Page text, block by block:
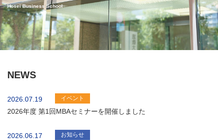
Hosei Business School
NEWS
2026.07.19 イベント
2026年度 第1回MBAセミナーを開催しました
2026.06.17 お知らせ